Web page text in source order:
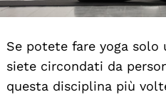
Se potete fare yoga
siete circondati da
questa disciplina più